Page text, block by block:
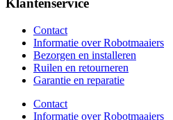
Klantenservice
Contact
Informatie over Robotmaaiers
Bezorgen en installeren
Ruilen en retourneren
Garantie en reparatie
Contact
Informatie over Robotmaaiers